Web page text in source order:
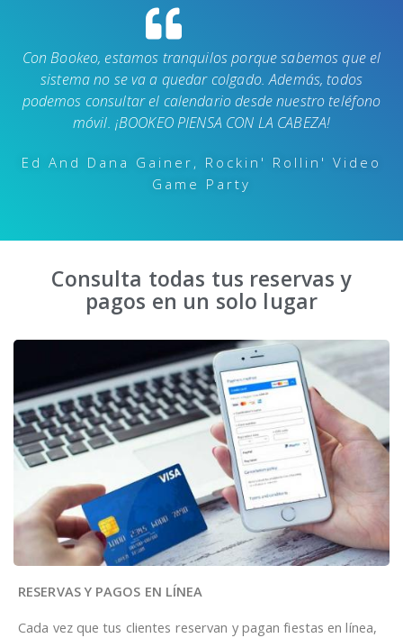
Con Bookeo, estamos tranquilos porque sabemos que el
sistema no se va a quedar colgado. Además, todos
podemos consultar el calendario desde nuestro teléfono
móvil. ¡BOOKEO PIENSA CON LA CABEZA!
Ed And Dana Gainer, Rockin' Rollin' Video
Game Party
Consulta todas tus reservas y
pagos en un solo lugar
RESERVAS Y PAGOS EN LÍNEA
Cada vez que tus clientes reservan y pagan fiestas en línea,